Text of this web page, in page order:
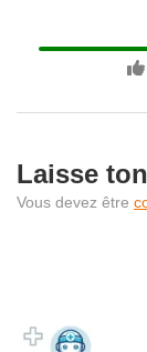
Laisse
Vous devez être